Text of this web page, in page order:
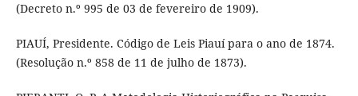
(Decreto n.º 995 de 03 de fevereiro de 1909).
PIAUÍ, Presidente. Código de Leis Piauí para o ano de 1874.
(Resolução n.º 858 de 11 de julho de 1873).